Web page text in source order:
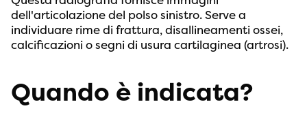
dell'articolazione del polso sinistro. Serve a
individuare rime di frattura, disallineamenti ossei,
calcificazioni o segni di usura cartilaginea (artrosi).
Quando è indicata?